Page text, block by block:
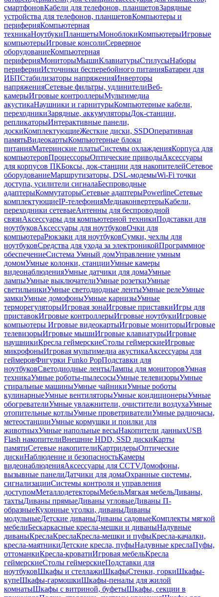
смартфоновКабели для телефонов, планшетовЗарядные
устройства для телефонов, планшетовКомпьютеры и
периферияКомпьютерная
техникаНоутбукиПланшетыМоноблокиКомпьютерыИгровые
компьютерыИгровые консолиСерверное
оборудованиеКомпьютерная
периферияМониторыМышиКлавиатурыСтилусыНаборы
периферииИсточники бесперебойного питанияБатареи для
ИБПСтабилизаторы напряженияИнверторы
напряженияСетевые фильтры, удлинителиВеб-
камерыИгровые контроллерыМультимедиа
акустикаНаушники и гарнитурыКомпьютерные кабели,
переходникиЗарядные, аккумуляторыДок-станции,
репликаторыИнтерактивные панели,
доскиКомплектующиеЖесткие диски, SSDОперативная
памятьВидеокартыКомпьютерные блоки
питанияМатеринские платыСистемы охлажденияКорпуса для
компьютеровПроцессорыОптические приводыАксессуары
для корпусов ПКБоксы, док-станции для накопителейСетевое
оборудованиеМаршрутизаторы, DSL-модемыWi-Fi точки
доступа, усилители сигналаБеспроводные
адаптерыКоммутаторыСетевые адаптерыPowerlineСетевые
комплектующиеIP-телефонияМедиаконвертерыКабели,
переходники сетевыеАнтенны для беспроводной
связиАксессуары для компьютерной техникиПодставки для
ноутбуковАксессуары для ноутбуковОчки для
компьютераРюкзаки для ноутбуковСумки, чехлы для
ноутбуковСредства для ухода за электроникойПрограммное
обеспечениеСистема Умный домУправление умным
домомУмные колонки, станцииУмные камеры
видеонаблюденияУмные датчики для домаУмные
лампыУмные выключателиУмные розеткиУмные
светильникиУмные светодиодные лентыУмные релеУмные
замкиУмные домофоныУмные карнизыУмные
терморегуляторыИгровая зонаИгровые приставкиИгры для
приставокИгровые контроллерыИгровые ноутбукиИгровые
компьютеры Игровые видеокартыИгровые мониторыИгровые
телевизорыИгровые мышиИгровые клавиатурыИгровые
наушникиКресла геймерскиеСтолы геймерскиеИгровые
микрофоныИгровая мультимедиа акустикаАксессуары для
геймеровФигурки Funko PopПодставки для
ноутбуковСветодиодные лентыЛампы для мониторовУмная
техникаУмные роботы-пылесосыУмные телевизорыУмные
стиральные машиныУмные чайникиУмные роботы
кулинарныеУмные вентиляторыУмные кондиционерыУмные
обогревателиУмные увлажнители, очистители воздухаУмные
отопительные котлыУмные проветривателиУмные радиочасы,
метеостанцииУмные кормушки и поилки для
животныхУмные напольные весыНакопители данныхUSB
Flash накопителиВнешние HDD, SSD дискиКарты
памятиСетевые накопителиКартридерыОптические
дискиНаблюдение и безопасностьКамеры
видеонаблюденияАксессуары для CCTVДомофоны,
вызывные панелиДатчики для домаОхранные системы,
сигнализацииСистемы контроля и управления
доступомМеталлодетекторыМебельМягкая мебельДиваны,
тахтыДиваны прямыеДиваны угловыеДиваны П-
образныеКухонные уголки, диваныДиваны
модульныеДетские диваныДиваны садовыеКомплекты мягкой
мебелиБескаркасные кресла-мешки и диваныНадувные
диваныКреслаКреслаКресла-мешки и пуфыКресла-качалки,
кресла-маятникиДетские кресла, пуфыНадувные креслаПуфы,
оттоманкиКресла-кроватиИгровая мебельКресла
геймерскиеСтолы геймерскиеПодставки для
ноутбуковШкафы и стеллажиШкафыСтенки, горкиШкафы-
купеШкафы-гармошкиШкафы-пеналы для жилой
комнатыШкафы с витриной, буфетыШкафы, секции в